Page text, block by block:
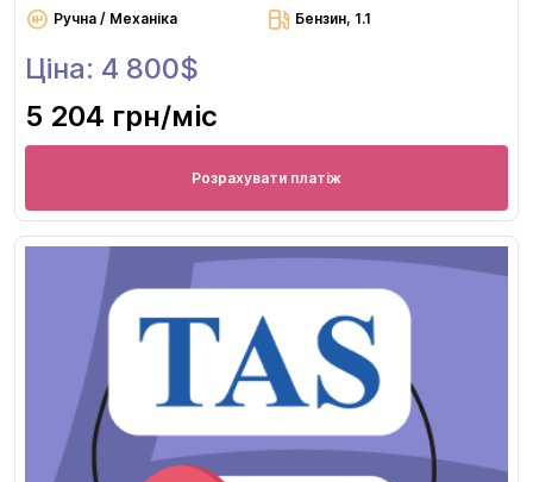
Ручна / Механіка Бензин, 1.1
Ціна: 4 800$
5 204 грн/міс
Розрахувати платіж